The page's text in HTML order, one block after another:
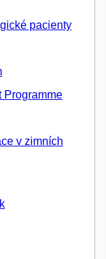
pacienty
Programme
v zimních